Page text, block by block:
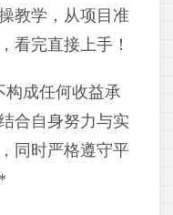
教学，从项目准
看完直接上手！
成任何收益承
合自身努力与实
同时严格遵守平